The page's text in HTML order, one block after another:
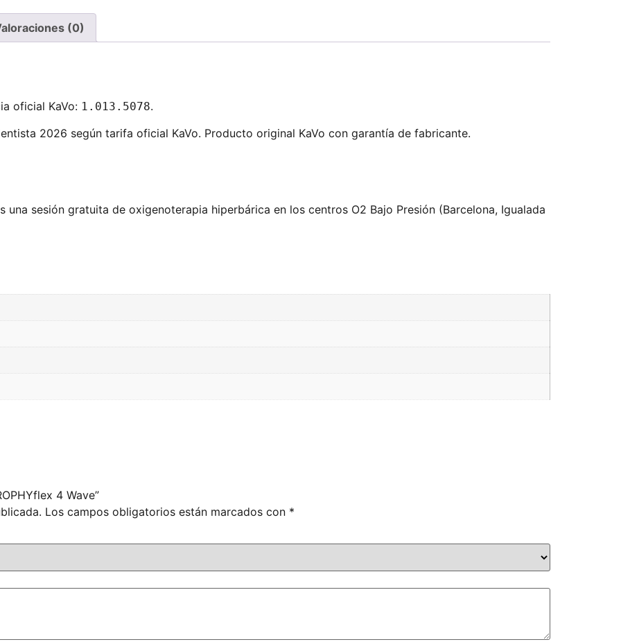
(0)
oficial KaVo: 1.013.5078.
2026 según tarifa oficial KaVo. Producto original KaVo con garantía de fabricante.
una sesión gratuita de oxigenoterapia hiperbárica en los centros O2 Bajo Presión (Barcelona, Igualada
4 Wave”
Los campos obligatorios están marcados con *